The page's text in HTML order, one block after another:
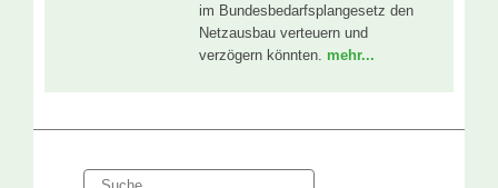
im Bundesbedarfsplangesetz den
Netzausbau verteuern und
verzögern könnten. mehr...
Suche